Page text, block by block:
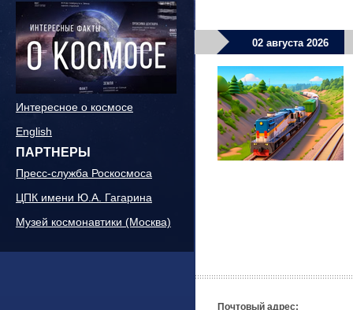
Интересное о космосе
English
ПАРТНЕРЫ
Пресс-служба Роскосмоса
ЦПК имени Ю.А. Гагарина
Музей космонавтики (Москва)
02 августа 2026
Почтовый адрес: